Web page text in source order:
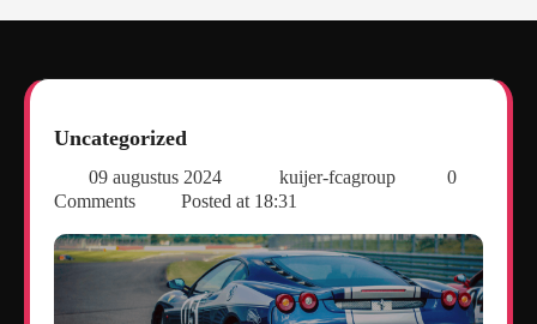
Uncategorized
09 augustus 2024 kuijer-fcagroup
0
Comments
Posted at 18:31